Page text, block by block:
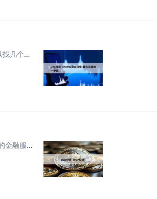
新手如何进行P2P投资理财计划 实地细考察看面目对于投资新人而言，可以找几个同城又有P2P考察经验的伙伴到公司进行实地考察，这样可以深入地了解平台运营团队的精神风貌、管料是否齐备等。如果是这样的话，可以采取这个策略：选择一个借款对象真实、经...
p2p理财是什么? P2P理财是一种通过互联网平台直接连接借款人和投资者的金融服务模式。P2P理财是个人对个人的理财方式，准确的说是债权转让的，就是把借款人的标放在平台上供投资人选择。在选择P2P公司时一定要多走动，多调查，选择有正规资质，...